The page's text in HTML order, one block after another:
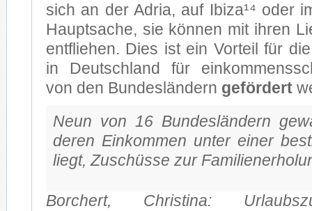
sich an der Adria, auf Ibi­za¹⁴ oder
Haupt­sa­che, sie kön­nen mit ih­ren
ent­flie­hen. Dies ist ein Vor­teil für
in Deutsch­land für
von den Bun­des­län­dern ge­för­dert
Neun von 16 Bun­des­län­dern
de­ren Ein­kom­men un­ter ei­ner
liegt, Zu­schüs­se zur
Bor­chert, Chris­ti­na: